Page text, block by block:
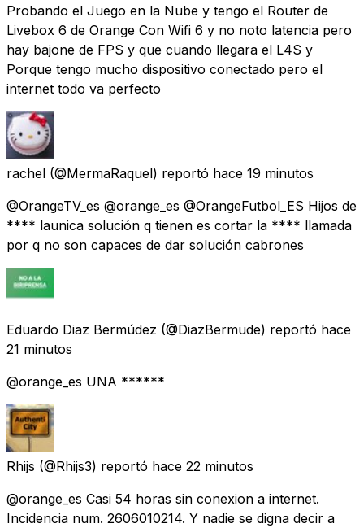
Probando el Juego en la Nube y tengo el Router de
Livebox 6 de Orange Con Wifi 6 y no noto latencia pero
hay bajone de FPS y que cuando llegara el L4S y
Porque tengo mucho dispositivo conectado pero el
internet todo va perfecto
rachel (@MermaRaquel) reportó hace 19 minutos
@OrangeTV_es @orange_es @OrangeFutbol_ES Hijos de
**** launica solución q tienen es cortar la **** llamada
por q no son capaces de dar solución cabrones
Eduardo Diaz Bermúdez (@DiazBermude) reportó hace
21 minutos
@orange_es UNA ******
Rhijs (@Rhijs3) reportó hace 22 minutos
@orange_es Casi 54 horas sin conexion a internet.
Incidencia num. 2606010214. Y nadie se digna decir a